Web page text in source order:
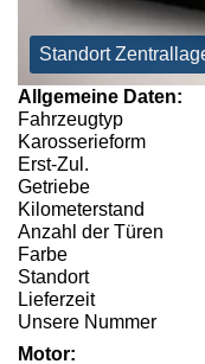
Standort
Allgemeine Daten:
Fahrzeugtyp
Karosserieform
Erst-Zul.
Getriebe
Kilometerstand
Anzahl der Türen
Farbe
Standort
Lieferzeit
Unsere Nummer
Motor: